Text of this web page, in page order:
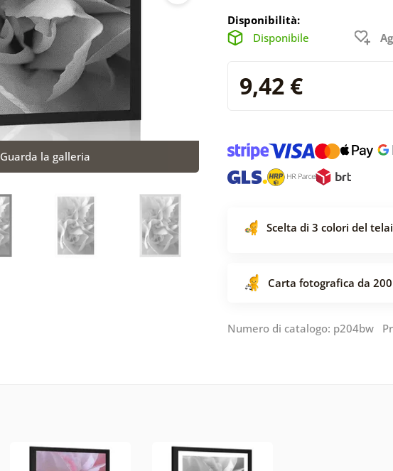
Guarda la galleria
Disponibilità:
Disponibile
9,42 €
Scelta di 3 colori del
Carta fotografica da
Numero di catalogo: p204bw